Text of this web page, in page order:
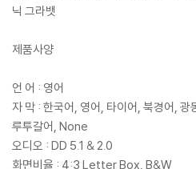
닉 그라뱃
제품사양
언 어 : 영어
자 막 : 한국어, 영어, 타이어, 북경어,
루투갈어, None
오디오 : DD 5.1 & 2.0
화면비율 : 4:3 Letter Box, B&W